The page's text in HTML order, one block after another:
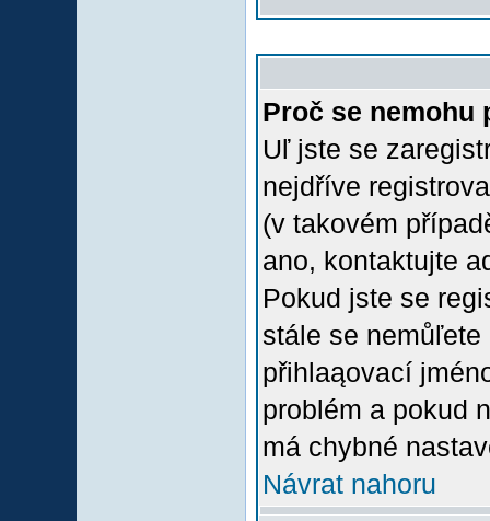
Proč se nemohu
Uľ jste se
nejdříve
(v takovém
ano, kontaktujte
Pokud jste se
stále se
přihlaąovací
problém a pokud
má chybné
Návrat nahoru